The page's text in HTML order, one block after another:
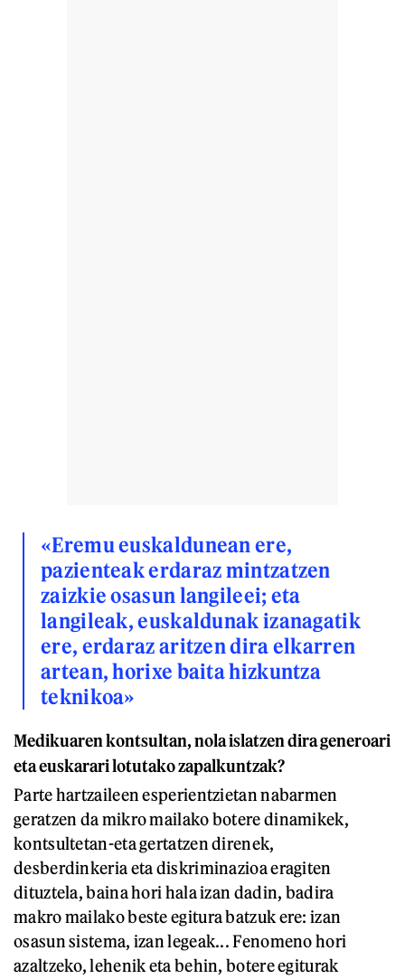
«Eremu euskaldunean ere,
pazienteak erdaraz mintzatzen
zaizkie osasun langileei; eta
langileak, euskaldunak izanagatik
ere, erdaraz aritzen dira elkarren
artean, horixe baita hizkuntza
teknikoa»
Medikuaren kontsultan, nola islatzen dira generoari
eta euskarari lotutako zapalkuntzak?
Parte hartzaileen esperientzietan nabarmen
geratzen da mikro mailako botere dinamikek,
kontsultetan-eta gertatzen direnek,
desberdinkeria eta diskriminazioa eragiten
dituztela, baina hori hala izan dadin, badira
makro mailako beste egitura batzuk ere: izan
osasun sistema, izan legeak... Fenomeno hori
azaltzeko, lehenik eta behin, botere egiturak